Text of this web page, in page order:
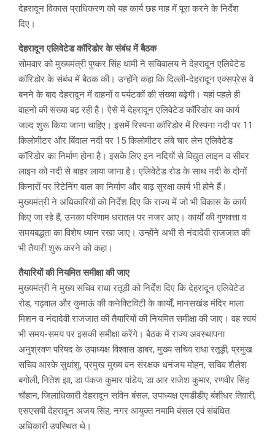
देहरादून विकास प्राधिकरण को यह कार्य छह माह में पूरा करने के निर्देश
दिए।
देहरादून एलिवेटेड कॉरिडोर के संबंध में बैठक
सोमवार को मुख्यमंत्री पुष्कर सिंह धामी ने सचिवालय ने देहरादून एलिवेटेड
कॉरिडोर के संबंध में बैठक की। उन्होंने कहा कि दिल्ली-देहरादून एक्सप्रेस वे
बनने के बाद देहरादून में वाहनों व पर्यटकों की संख्या बढ़ेगी। यहां पहले ही
वाहनों की संख्या बढ़ रही है। ऐसे में देहरादून एलिवेटेड कॉरिडोर का कार्य
जल्द शुरू किया जाना चाहिए। इसमें रिस्पना कॉरिडोर में रिस्पना नदी पर 11
किलोमीटर और बिंदाल नदी पर 15 किलोमीटर लंबे चार लेन एलिवेटेड
कॉरिडोर का निर्माण होना है। इसके लिए इन नदियों से विद्युत लाइन व सीवर
लाइन को नदी से बाहर लाया जाना है। एलिवेटेड रोड के साथ नदी के दोनों
किनारों पर रिटेनिंग वाल का निर्माण और बाढ़ सुरक्षा कार्य भी होने हैं।
मुख्यमंत्री ने अधिकारियों को निर्देश दिए कि राज्य में जो भी विकास के कार्य
किए जा रहे हैं, उनका परिणाम धरातल पर नजर आए। कार्यों की गुणवत्ता व
समयबद्धता का विशेष ध्यान रखा जाए। उन्होंने अभी से नंदादेवी राजजात की
भी तैयारी शुरू करने को कहा।
तैयारियों की नियमित समीक्षा की जाए
मुख्यमंत्री ने मुख्य सचिव राधा रतूड़ी को निर्देश दिए कि देहरादून एलिवेटेड
रोड, गढ़वाल और कुमाऊं की कनेक्टिविटी के कार्यों, मानसखंड मंदिर माला
मिशन व नंदादेवी राजजात की तैयारियों की नियमित समीक्षा की जाए। वह स्वयं
भी समय-समय पर इसकी समीक्षा करेंगे। बैठक में राज्य अवस्थापना
अनुश्रवण परिषद के उपाध्यक्ष विश्वास डाबर, मुख्य सचिव राधा रतूड़ी, प्रमुख
सचिव आरके सुधांशु, प्रमुख मुख्य वन संरक्षक धनंजय मोहन, सचिव शैलेश
बगोली, नितेश झा, डा पंकज कुमार पांडेय, डा आर राजेश कुमार, रणवीर सिंह
चौहान, जिलाधिकारी देहरादून सविन बंसल, उपाध्यक्ष एमडीडीए बंशीधर तिवारी,
एसएसपी देहरादून अजय सिंह, नगर आयुक्त नमामि बंसल एवं संबंधित
अधिकारी उपस्थित थे।